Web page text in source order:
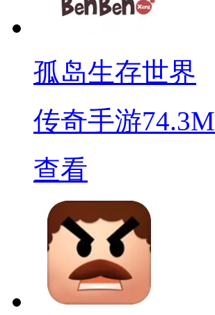
孤岛生存世界
传奇手游74.3M
查看